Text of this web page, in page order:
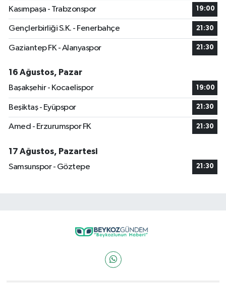
Kasımpaşa - Trabzonspor 19:00
Gençlerbirliği S.K. - Fenerbahçe 21:30
Gaziantep FK - Alanyaspor 21:30
16 Ağustos, Pazar
Başakşehir - Kocaelispor
19:00
Beşiktaş - Eyüpspor 21:30
Amed - Erzurumspor FK 21:30
17 Ağustos, Pazartesi
Samsunspor - Göztepe
21:30